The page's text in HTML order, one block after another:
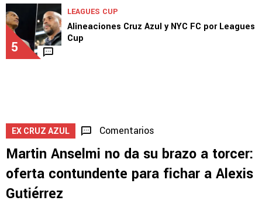
5
LEAGUES CUP
Alineaciones Cruz Azul y NYC FC por Leagues
Cup
EX CRUZ AZUL Comentarios
Martin Anselmi no da su brazo a torcer:
oferta contundente para fichar a Alexis
Gutiérrez